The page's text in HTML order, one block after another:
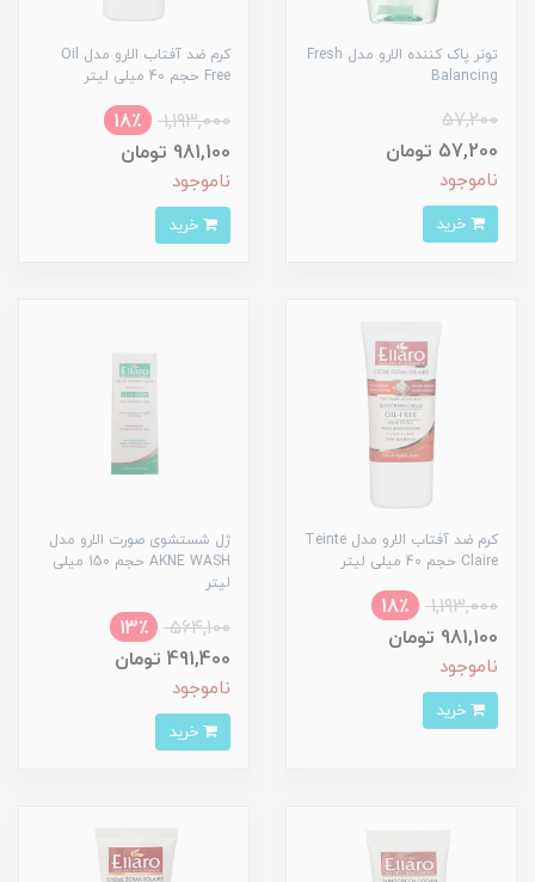
تونر پاک کننده الارو مدل Fresh
Balancing
57,200
57,200 تومان
ناموجود
کرم ضد آفتاب الارو مدل Oil
Free حجم 40 میلی لیتر
1,193,000
18٪
981,100 تومان
ناموجود
کرم ضد آفتاب الارو مدل Teinte
Claire حجم 40 میلی لیتر
1,193,000
18٪
981,100 تومان
ناموجود
ژل شستشوی صورت الارو مدل
AKNE WASH حجم 150 میلی
لیتر
564,100
13٪
491,400 تومان
ناموجود